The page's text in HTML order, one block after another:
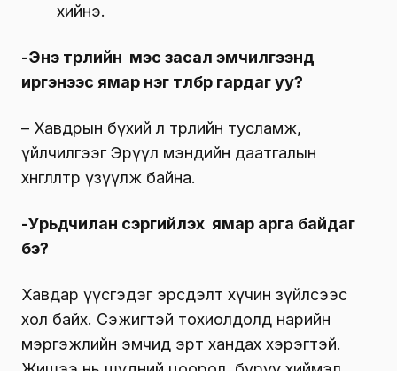
хийнэ.
-Энэ төрлийн мэс засал эмчилгээнд
иргэнээс ямар нэг төлбөр гардаг уу?
– Хавдрын бүхий л төрлийн тусламж,
үйлчилгээг Эрүүл мэндийн даатгалын
хөнгөлөлтөөр үзүүлж байна.
-Урьдчилан сэргийлэх ямар арга байдаг
бэ?
Хавдар үүсгэдэг эрсдэлт хүчин зүйлсээс
хол байх. Сэжигтэй тохиолдолд нарийн
мэргэжлийн эмчид эрт хандах хэрэгтэй.